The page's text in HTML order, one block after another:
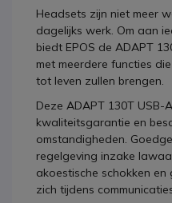
Headsets zijn niet meer
dagelijks werk. Om aan
biedt EPOS de ADAPT
met meerdere functies
tot leven zullen brengen.
Deze ADAPT 130T USB-
kwaliteitsgarantie en
omstandigheden.
regelgeving inzake
akoestische schokken en
zich tijdens